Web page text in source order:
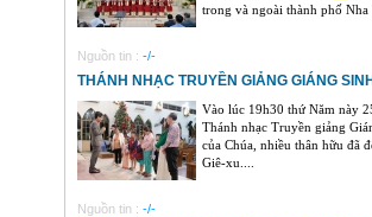
trong và ngoài thành phố
Nguồn tin : -/-
THÁNH NHẠC TRUYỀN GIẢNG GIÁNG
Vào lúc 19h30 thứ Năm này
Thánh nhạc Truyền giảng
của Chúa, nhiều thân hữu đã
Giê-xu....
Nguồn tin : -/-